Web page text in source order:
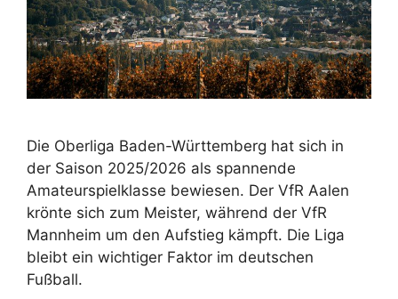
Die Oberliga Baden-Württemberg hat sich in
der Saison 2025/2026 als spannende
Amateurspielklasse bewiesen. Der VfR Aalen
krönte sich zum Meister, während der VfR
Mannheim um den Aufstieg kämpft. Die Liga
bleibt ein wichtiger Faktor im deutschen
Fußball.